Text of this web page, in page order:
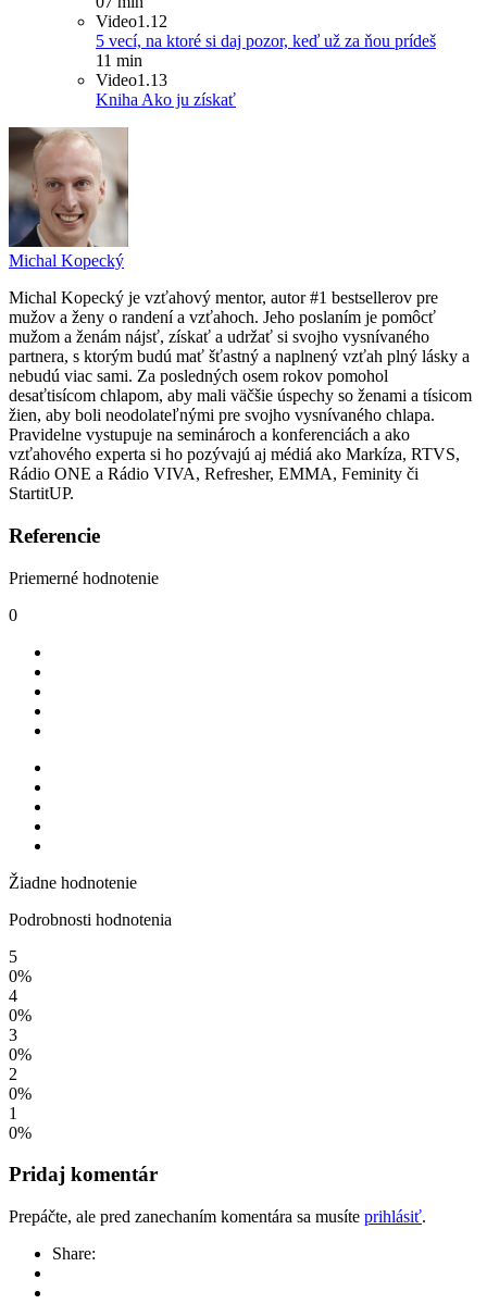
Video1.12
5 vecí, na ktoré si daj pozor, keď už za ňou prídeš
11 min
Video1.13
Kniha Ako ju získať
Michal Kopecký
Michal Kopecký je vzťahový mentor, autor #1 bestsellerov pre
mužov a ženy o randení a vzťahoch. Jeho poslaním je pomôcť
mužom a ženám nájsť, získať a udržať si svojho vysnívaného
partnera, s ktorým budú mať šťastný a naplnený vzťah plný lásky a
nebudú viac sami. Za posledných osem rokov pomohol
desaťtisícom chlapom, aby mali väčšie úspechy so ženami a tísicom
žien, aby boli neodolateľnými pre svojho vysnívaného chlapa.
Pravidelne vystupuje na seminároch a konferenciách a ako
vzťahového experta si ho pozývajú aj médiá ako Markíza, RTVS,
Rádio ONE a Rádio VIVA, Refresher, EMMA, Feminity či
StartitUP.
Referencie
Priemerné hodnotenie
0
Žiadne hodnotenie
Podrobnosti hodnotenia
5
0%
4
0%
3
0%
2
0%
1
0%
Pridaj komentár
Prepáčte, ale pred zanechaním komentára sa musíte prihlásiť.
Share: